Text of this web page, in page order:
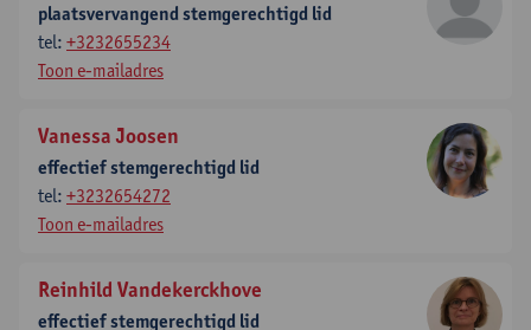
plaatsvervangend stemgerechtigd lid
tel: +3232655234
Toon e-mailadres
Vanessa Joosen
effectief stemgerechtigd lid
tel: +3232654272
Toon e-mailadres
Reinhild Vandekerckhove
effectief stemgerechtigd lid